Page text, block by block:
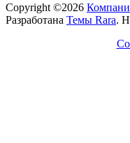
Copyright ©2026
Разработана Темы Rara.